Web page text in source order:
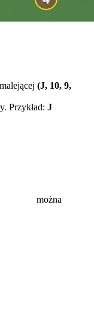
(J, 10, 9,
Przykład: J
można